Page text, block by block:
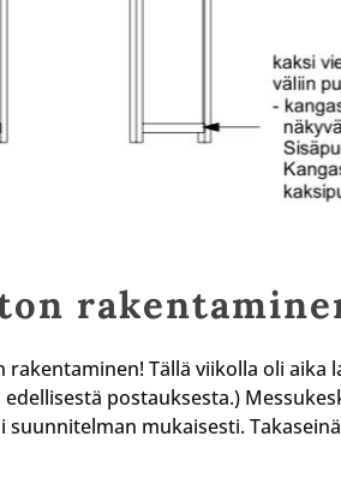
rakentaminen! Tällä viikolla oli
postauksesta.)
mukaisesti.